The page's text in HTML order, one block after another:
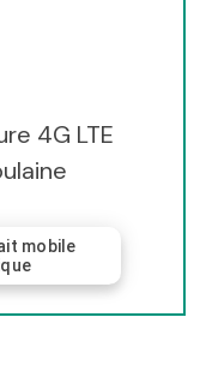
4G LTE
mobile